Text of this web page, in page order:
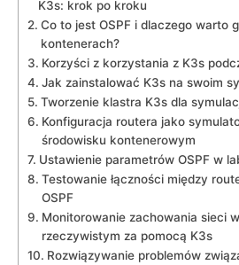
K3s: krok po​ kroku
Co to jest⁤ OSPF i‌ dlaczego warto
kontenerach?
Korzyści z korzystania z K3s
Jak ‍zainstalować K3s​ na swoim
Tworzenie klastra ​K3s⁣ dla
Konfiguracja routera‍ jako
środowisku kontenerowym
Ustawienie parametrów OSPF w
Testowanie łączności między
OSPF
Monitorowanie⁢ zachowania​ sieci
rzeczywistym za pomocą K3s
Rozwiązywanie problemów